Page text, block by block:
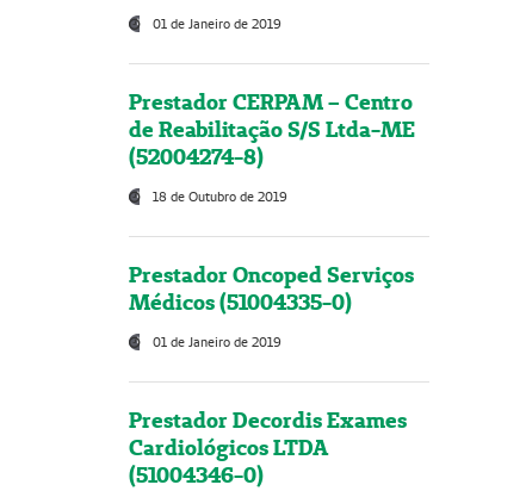
01 de Janeiro de 2019
Prestador CERPAM – Centro
de Reabilitação S/S Ltda-ME
(52004274-8)
18 de Outubro de 2019
Prestador Oncoped Serviços
Médicos (51004335-0)
01 de Janeiro de 2019
Prestador Decordis Exames
Cardiológicos LTDA
(51004346-0)